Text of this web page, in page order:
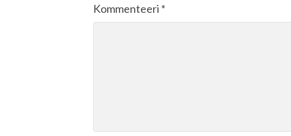
Kommenteeri *